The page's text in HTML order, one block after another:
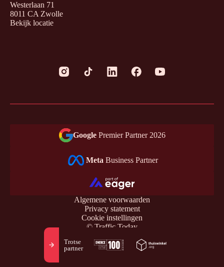
Trotse
partner
Westerlaan 71
8011 CA Zwolle
Bekijk locatie
Google Premier Partner 2026
Meta Business Partner
Algemene voorwaarden
Privacy statement
Cookie instellingen
© Traffic Today